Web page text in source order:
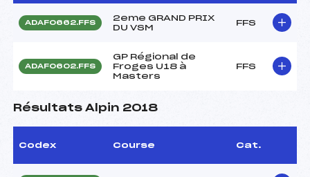
ADAF0662.FFS
2eme GRAND PRIX
DU VSM
FFS
ADAF0602.FFS
GP Régional de
Froges U18 à
Masters
FFS
Résultats Alpin 2018
Codex Course Cat.